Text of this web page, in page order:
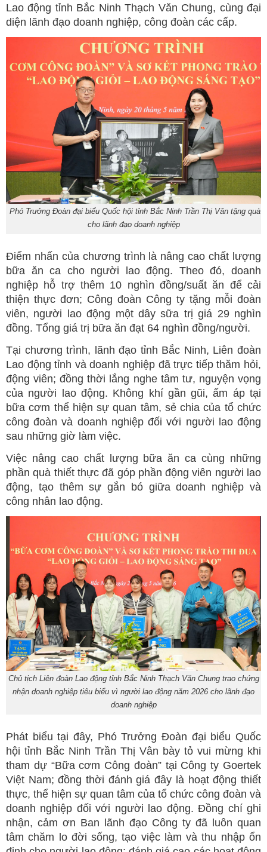
Lao động tỉnh Bắc Ninh Thạch Văn Chung, cùng đại
diện lãnh đạo doanh nghiệp, công đoàn các cấp.
Phó Trưởng Đoàn đại biểu Quốc hội tỉnh Bắc Ninh Trần Thị Vân tặng quà
cho lãnh đạo doanh nghiệp
Điểm nhấn của chương trình là nâng cao chất lượng
bữa ăn ca cho người lao động. Theo đó, doanh
nghiệp hỗ trợ thêm 10 nghìn đồng/suất ăn để cải
thiện thực đơn; Công đoàn Công ty tặng mỗi đoàn
viên, người lao động một dây sữa trị giá 29 nghìn
đồng. Tổng giá trị bữa ăn đạt 64 nghìn đồng/người.
Tại chương trình, lãnh đạo tỉnh Bắc Ninh, Liên đoàn
Lao động tỉnh và doanh nghiệp đã trực tiếp thăm hỏi,
động viên; đồng thời lắng nghe tâm tư, nguyện vọng
của người lao động. Không khí gần gũi, ấm áp tại
bữa cơm thể hiện sự quan tâm, sẻ chia của tổ chức
công đoàn và doanh nghiệp đối với người lao động
sau những giờ làm việc.
Việc nâng cao chất lượng bữa ăn ca cùng những
phần quà thiết thực đã góp phần động viên người lao
động, tạo thêm sự gắn bó giữa doanh nghiệp và
công nhân lao động.
Chủ tịch Liên đoàn Lao động tỉnh Bắc Ninh Thạch Văn Chung trao chứng
nhận doanh nghiệp tiêu biểu vì người lao động năm 2026 cho lãnh đạo
doanh nghiệp
Phát biểu tại đây, Phó Trưởng Đoàn đại biểu Quốc
hội tỉnh Bắc Ninh Trần Thị Vân bày tỏ vui mừng khi
tham dự “Bữa cơm Công đoàn” tại Công ty Goertek
Việt Nam; đồng thời đánh giá đây là hoạt động thiết
thực, thể hiện sự quan tâm của tổ chức công đoàn và
doanh nghiệp đối với người lao động. Đồng chí ghi
nhận, cảm ơn Ban lãnh đạo Công ty đã luôn quan
tâm chăm lo đời sống, tạo việc làm và thu nhập ổn